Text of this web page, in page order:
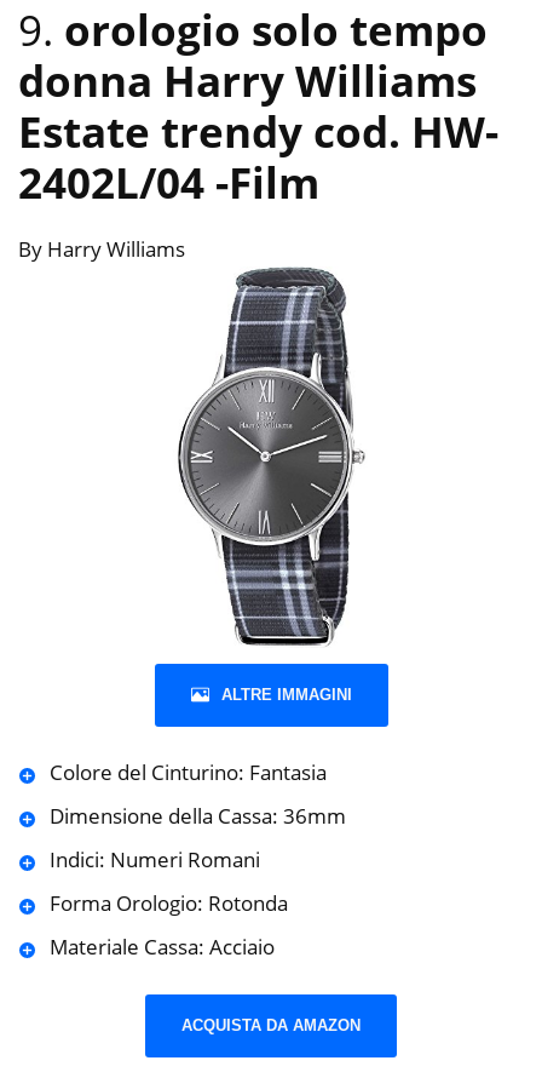
9. orologio solo tempo
donna Harry Williams
Estate trendy cod. HW-
2402L/04 -Film
By Harry Williams
ALTRE IMMAGINI
Colore del Cinturino: Fantasia
Dimensione della Cassa: 36mm
Indici: Numeri Romani
Forma Orologio: Rotonda
Materiale Cassa: Acciaio
ACQUISTA DA AMAZON